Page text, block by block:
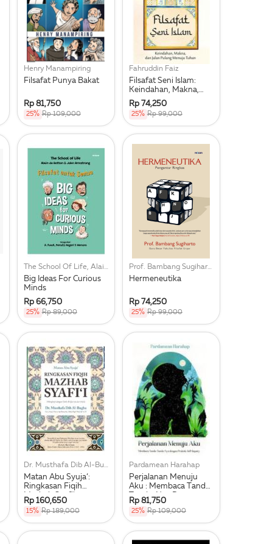
Henry Manampiring
Filsafat Punya Bakat
Rp 81,750
25% Rp 109,000
Fahruddin Faiz
Filsafat Seni Islam:
Keindahan, Makna,
Dan Jalan Pulang
Menuju Tuhan
Rp 74,250
25% Rp 99,000
The School Of Life, Alain De Botton, John Amstrong
Big Ideas For Curious
Minds
Rp 66,750
25% Rp 89,000
Prof. Bambang Sugiharto
Hermeneutika
Rp 74,250
25% Rp 99,000
Dr. Musthafa Dib Al-Bugha
Matan Abu Syuja‘:
Ringkasan Fiqih
Mazhab Syafii
(Republish) (Hc Pilung)
Rp 160,650
15% Rp 189,000
Pardamean Harahap
Perjalanan Menuju
Aku : Membaca Tanda-
Tanda-Nya Dengan
Praktik Self-Inquiry
Rp 81,750
25% Rp 109,000